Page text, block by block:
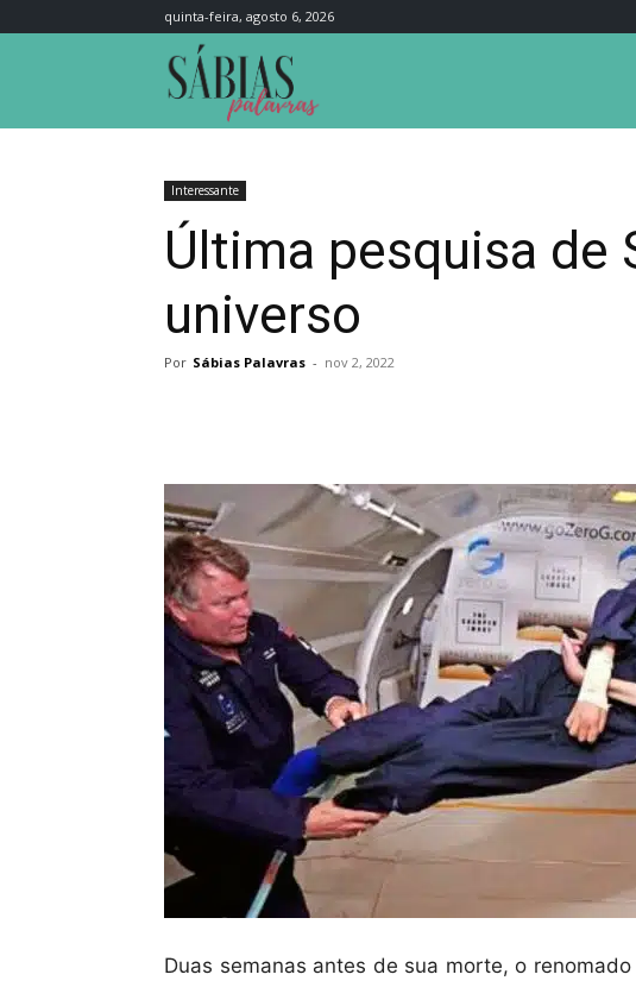
quinta-feira, agosto 6, 2026
Interessante
Última pesquisa de
universo
Por Sábias Palavras - nov 2, 2022
Duas semanas antes de sua morte, o